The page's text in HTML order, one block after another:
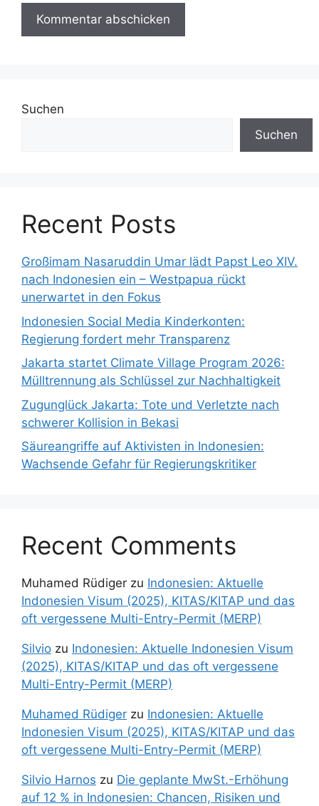
Suchen
Suchen
Recent Posts
Großimam Nasaruddin Umar lädt Papst Leo XIV.
nach Indonesien ein – Westpapua rückt
unerwartet in den Fokus
Indonesien Social Media Kinderkonten:
Regierung fordert mehr Transparenz
Jakarta startet Climate Village Program 2026:
Mülltrennung als Schlüssel zur Nachhaltigkeit
Zugunglück Jakarta: Tote und Verletzte nach
schwerer Kollision in Bekasi
Säureangriffe auf Aktivisten in Indonesien:
Wachsende Gefahr für Regierungskritiker
Recent Comments
Muhamed Rüdiger zu Indonesien: Aktuelle
Indonesien Visum (2025), KITAS/KITAP und das
oft vergessene Multi-Entry-Permit (MERP)
Silvio zu Indonesien: Aktuelle Indonesien Visum
(2025), KITAS/KITAP und das oft vergessene
Multi-Entry-Permit (MERP)
Muhamed Rüdiger zu Indonesien: Aktuelle
Indonesien Visum (2025), KITAS/KITAP und das
oft vergessene Multi-Entry-Permit (MERP)
Silvio Harnos zu Die geplante MwSt.-Erhöhung
auf 12 % in Indonesien: Chancen, Risiken und